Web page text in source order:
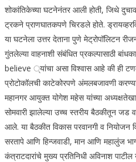
शोकांतिकेच्या घटनेनंतर आली होती, जिथे
ट्रकने प्राणघातकपणे चिरडले होते.
या घटनेला उत्तर देताना पुणे मेट्रोपॉलिटन
गुंतलेल्या वाहनाशी संबंधित प्रकल्पासाठी
believe ्यांचा असा विश्वास आहे की ही टणक
प्रोटोकॉलची काटेकोरपणे अंमलबजावणी
महानगर आयुक्त योगेश महेस यांच्या
सोमवारी झालेल्या उच्च स्तरीय बैठकीतून जड
आले. या बैठकीत विकास परवानगी व नियोजन
सरतापे आणि हिन्जवाडी, मान आणि महालुंज
कंत्राटदारांचे मुख्य प्रतिनिधी अविनाश पाटील